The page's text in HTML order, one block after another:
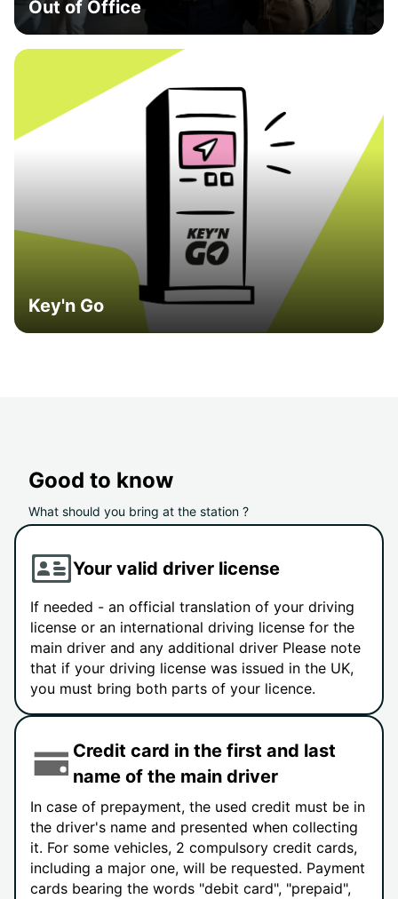
Out of Office
Key'n Go
Good to know
What should you bring at the station ?
Your valid driver license
If needed - an official translation of your driving
license or an international driving license for the
main driver and any additional driver Please note
that if your driving license was issued in the UK,
you must bring both parts of your licence.
Credit card in the first and last
name of the main driver
In case of prepayment, the used credit must be in
the driver's name and presented when collecting
it. For some vehicles, 2 compulsory credit cards,
including a major one, will be requested. Payment
cards bearing the words "debit card", "prepaid",